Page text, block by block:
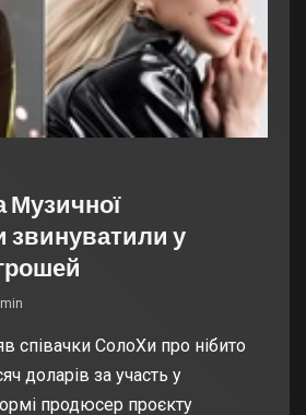
у
співачки СолоХи про нібито
доларів за участь у
продюсер проєкту